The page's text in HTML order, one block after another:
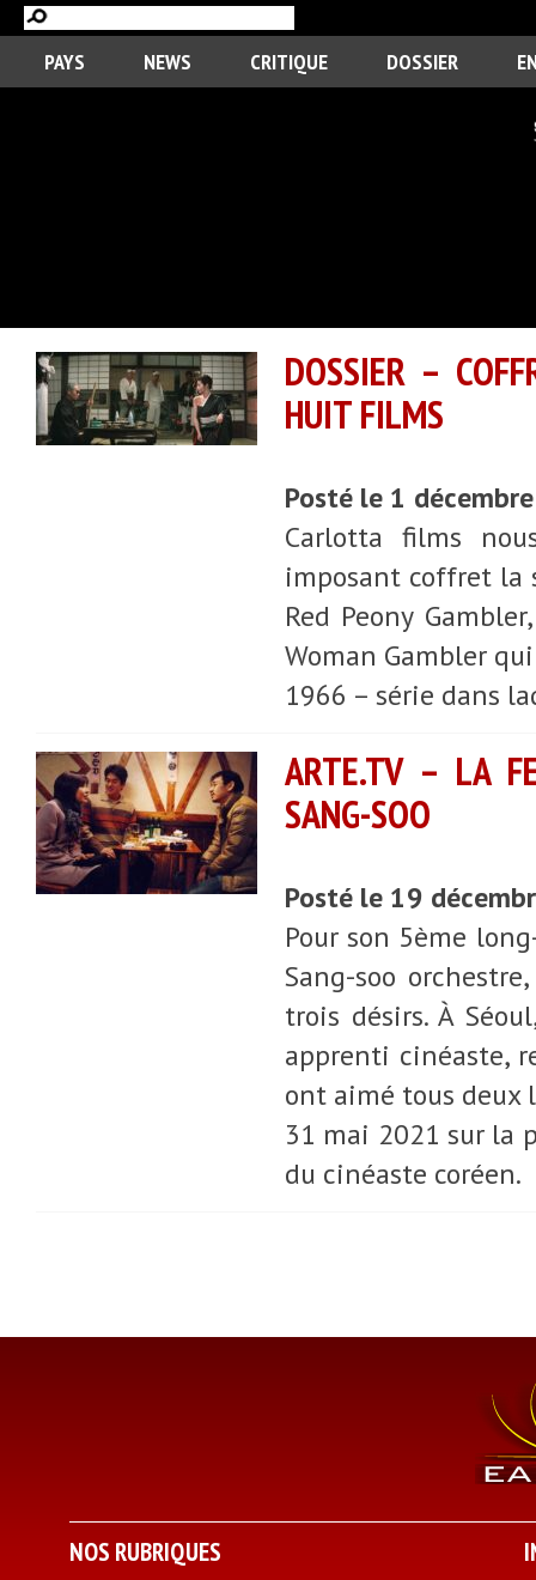
PAYS NEWS CRITIQUE DOSSIER
DOSSIER –
HUIT FILMS
Posté le 1
Carlotta films
imposant coffret la
Red Peony
Woman Gambler
1966 – série dans
ARTE.TV – LA
SANG-SOO
Posté le 19
Pour son 5ème
Sang-soo
trois désirs. À
apprenti cinéaste,
ont aimé tous deux
31 mai 2021 sur la
du cinéaste coréen.
NOS RUBRIQUES